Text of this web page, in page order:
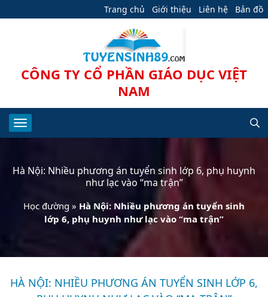
Trang chủ Giới thiệu Liên hệ Bản đồ
CÔNG TY CỔ PHẦN GIÁO DỤC VIỆT
NAM
Hà Nội: Nhiều phương án tuyển sinh lớp 6, phụ huynh
như lạc vào “ma trận”
Học đường » Hà Nội: Nhiều phương án tuyển sinh
lớp 6, phụ huynh như lạc vào “ma trận”
HÀ NỘI: NHIỀU PHƯƠNG ÁN TUYỂN SINH LỚP 6,